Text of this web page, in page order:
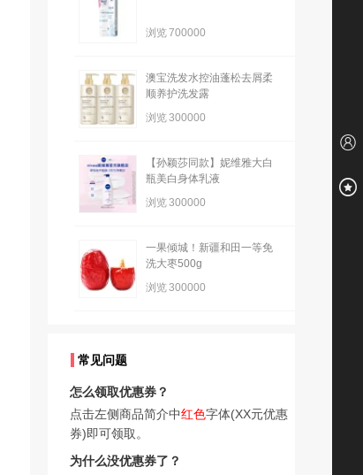
浏览700000
澳宝洗发水控油蓬松去屑柔
顺养护洗发露
浏览300000
【孙颖莎同款】妮维雅大白
瓶美白身体乳液
浏览300000
一果倾城！新疆和田一等免
洗大枣500g
浏览300000
常见问题
怎么领取优惠券？
点击左侧商品简介中红色字体(XX元优惠
券)即可领取。
为什么没优惠券了？